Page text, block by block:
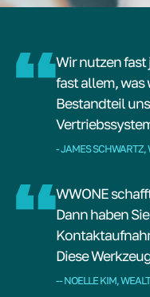
Wir nutzen fast
fast allem, was
Bestandteil
- JAMES SCHWARTZ,
WWONE
Dann haben
Diese
-- NOELLE KIM,